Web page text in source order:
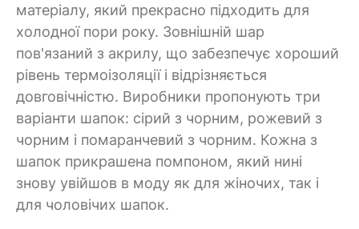
матеріалу, який прекрасно підходить для
холодної пори року. Зовнішній шар
пов'язаний з акрилу, що забезпечує хороший
рівень термоізоляції і відрізняється
довговічністю. Виробники пропонують три
варіанти шапок: сірий з чорним, рожевий з
чорним і помаранчевий з чорним. Кожна з
шапок прикрашена помпоном, який нині
знову увійшов в моду як для жіночих, так і
для чоловічих шапок.